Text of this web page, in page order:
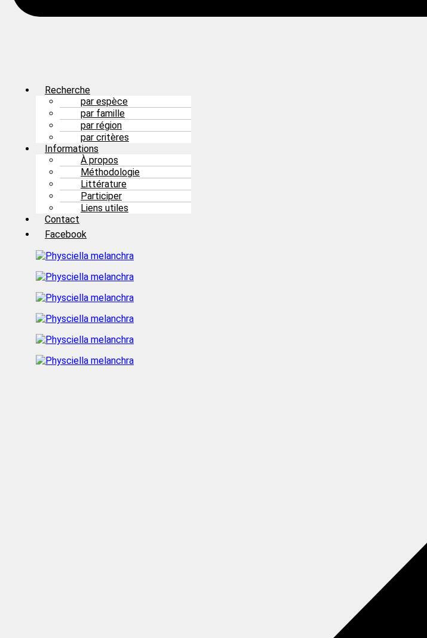
Recherche
par espèce
par famille
par région
par critères
Informations
À propos
Méthodologie
Littérature
Participer
Liens utiles
Contact
Facebook